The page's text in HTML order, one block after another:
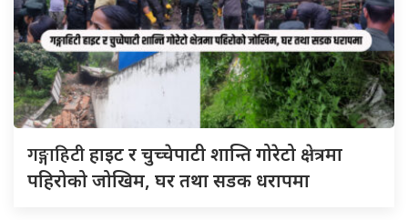
गङ्गाहिटीहाइट र चुच्चेपाटी शान्ति गोरेटो क्षेत्रमा
पहिरोको जोखिम, घर तथा सडक धरापमा